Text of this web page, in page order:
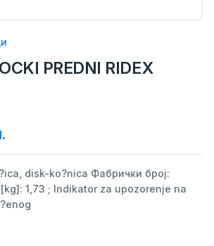
PREDNI RIDEX
disk-ko?nica Фабрички број:
1,73 ; Indikator za upozorenje na